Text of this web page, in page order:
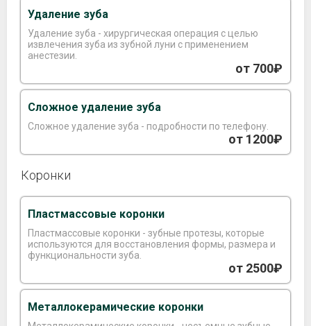
Удаление зуба
Удаление зуба - хирургическая операция с целью
извлечения зуба из зубной луни с применением
анестезии.
от 700₽
Сложное удаление зуба
Сложное удаление зуба - подробности по телефону.
от 1200₽
Коронки
Пластмассовые коронки
Пластмассовые коронки - зубные протезы, которые
используются для восстановления формы, размера и
функциональности зуба.
от 2500₽
Металлокерамические коронки